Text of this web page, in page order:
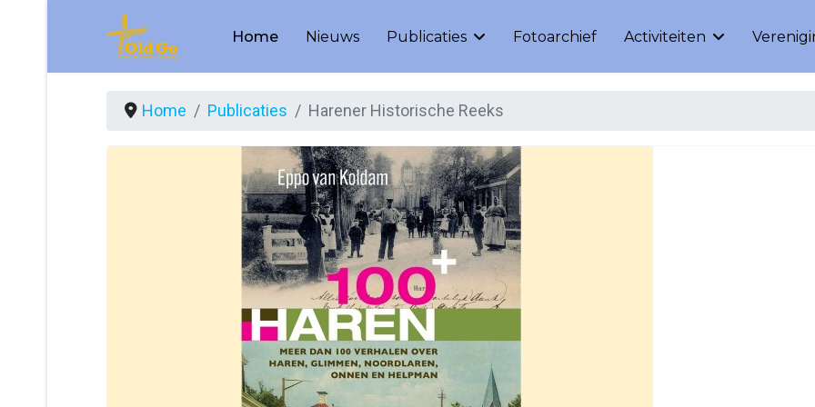
Home Nieuws Publicaties Fotoarchief Activiteiten
Home Publicaties Harener Historische Reeks